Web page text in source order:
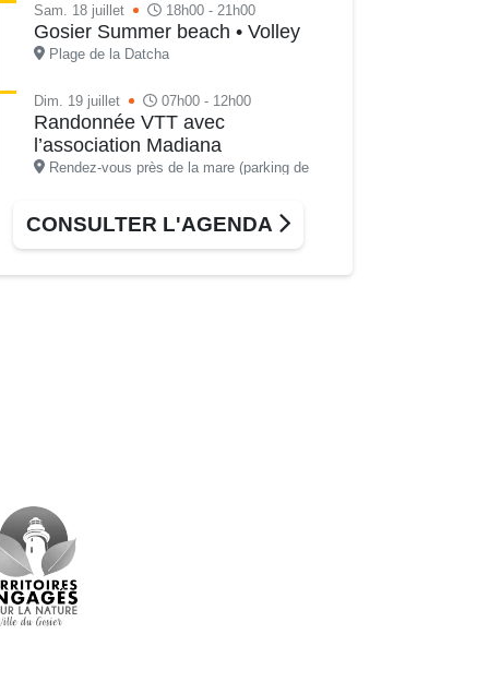
Sam. 18 juillet 18h00 - 21h00
Gosier Summer beach • Volley
Plage de la Datcha
Dim. 19 juillet 07h00 - 12h00
Randonnée VTT avec
l’association Madiana
Rendez-vous près de la mare (parking de
CONSULTER L'AGENDA